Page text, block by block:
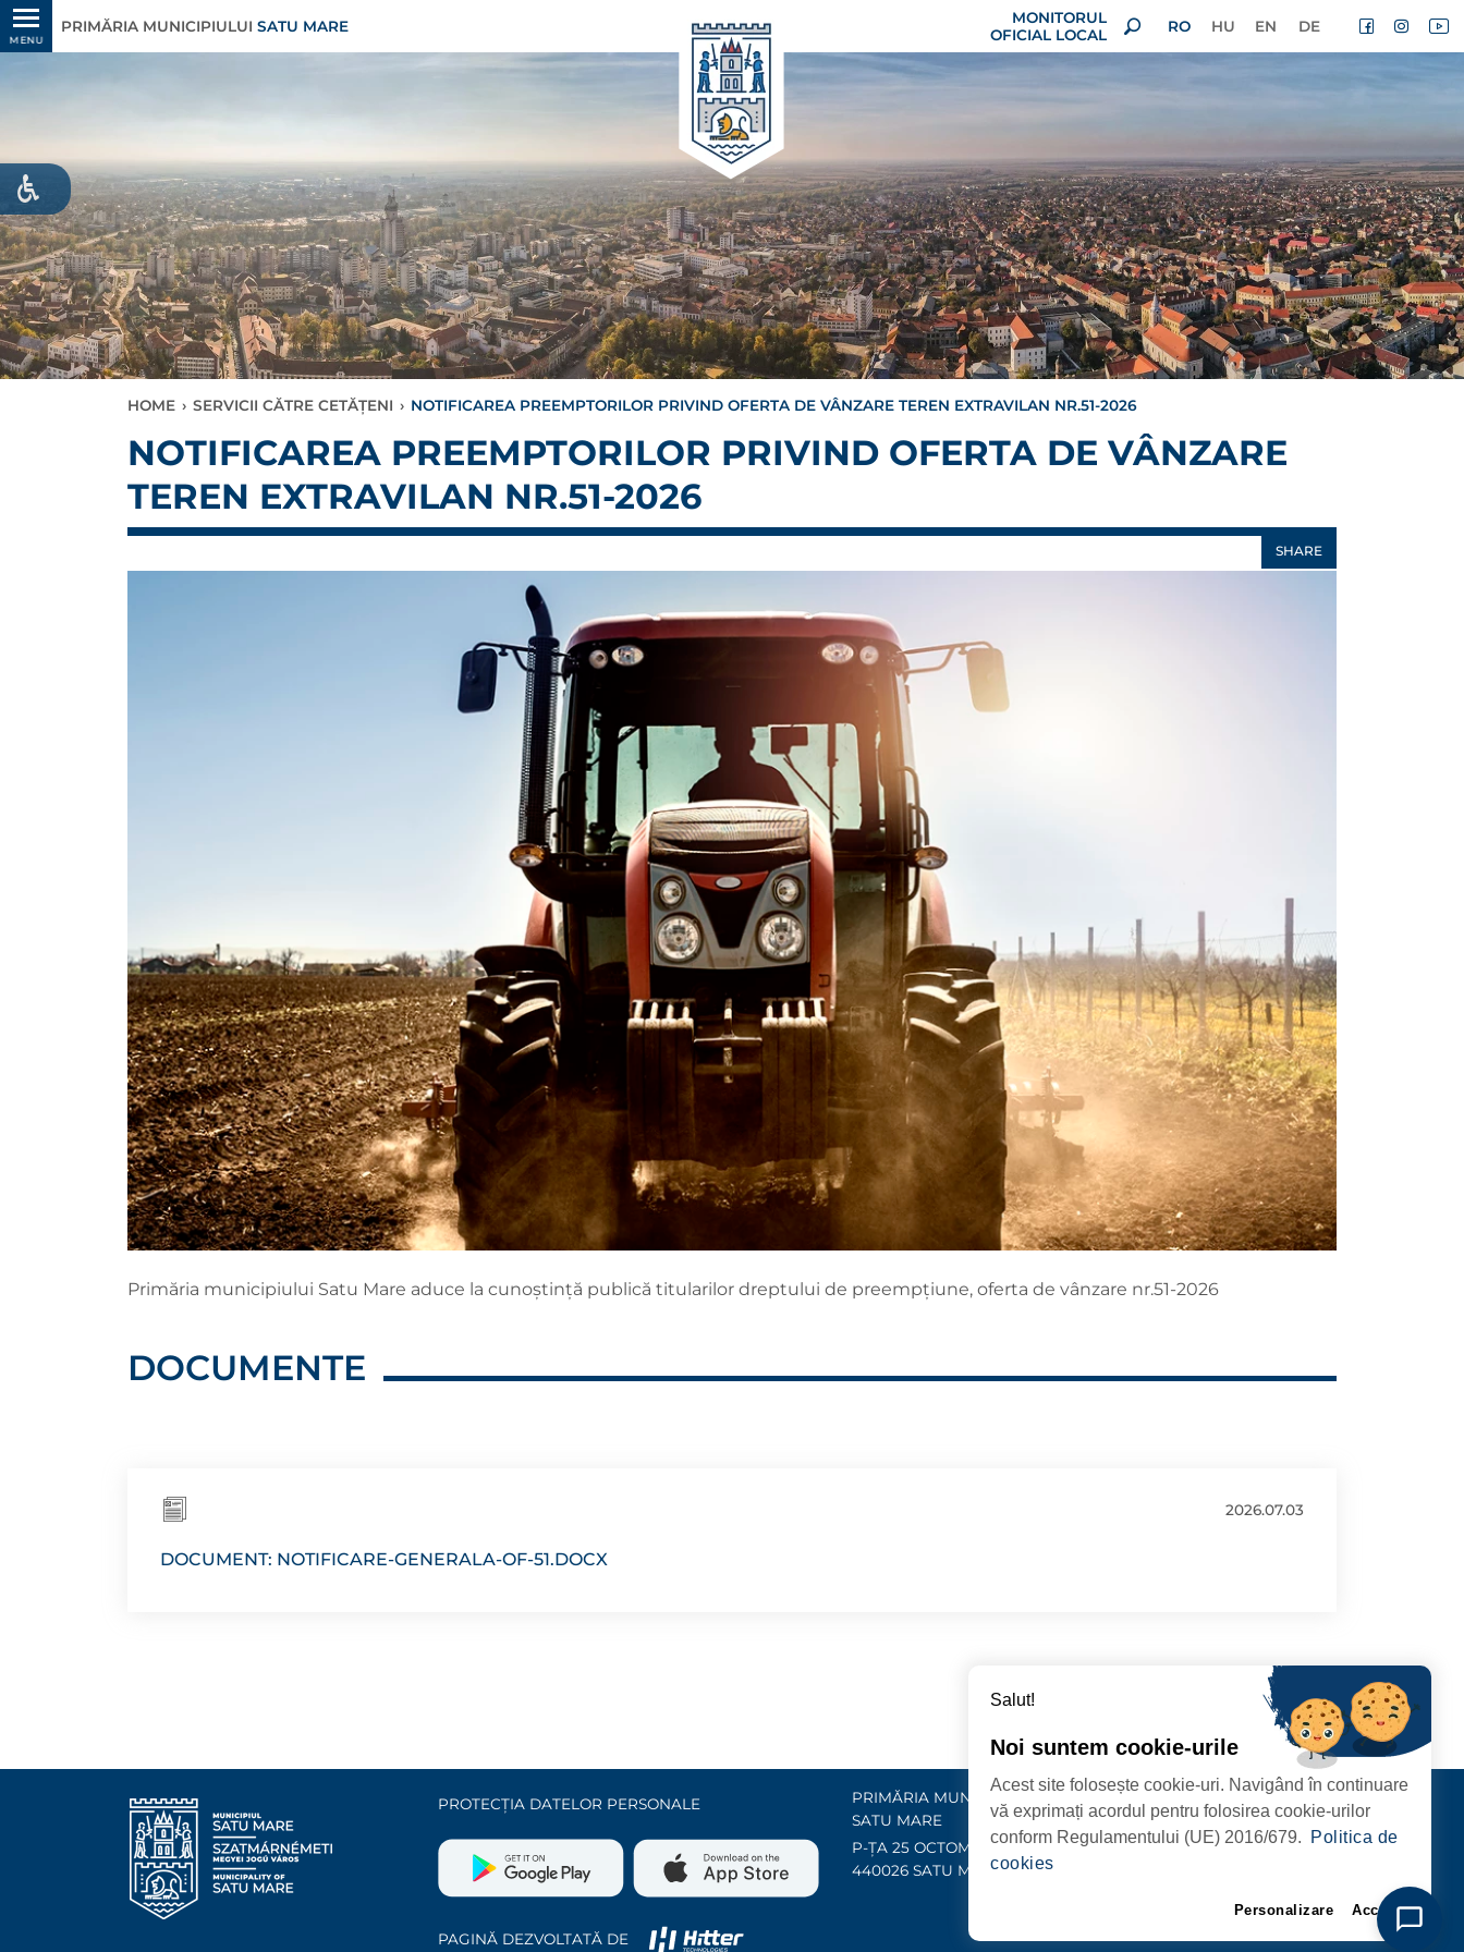
MENU
PRIMĂRIA MUNICIPIULUI SATU MARE
MONITORUL
OFICIAL LOCAL
RO HU EN DE
HOME › SERVICII CĂTRE CETĂȚENI › NOTIFICAREA PREEMPTORILOR PRIVIND OFERTA DE VÂNZARE TEREN EXTRAVILAN NR.51-2026
NOTIFICAREA PREEMPTORILOR PRIVIND OFERTA DE VÂNZARE
TEREN EXTRAVILAN NR.51-2026
SHARE
Primăria municipiului Satu Mare aduce la cunoștință publică titularilor dreptului de preempțiune, oferta de vânzare nr.51-2026
DOCUMENTE
2026.07.03
DOCUMENT: NOTIFICARE-GENERALA-OF-51.DOCX
PROTECȚIA DATELOR PERSONALE
PAGINĂ DEZVOLTATĂ DE
PRIMĂRIA MUNICIPIULUI
SATU MARE
P-ȚA 25 OCTOMBRIE, NR. 1 CORP M,
440026 SATU MARE
Contact
URMĂRIȚI-NE
Salut!
Noi suntem cookie-urile
Acest site folosește cookie-uri. Navigând în continuare
vă exprimați acordul pentru folosirea cookie-urilor
conform Regulamentului (UE) 2016/679.
Politica de
cookies
Personalizare Accept